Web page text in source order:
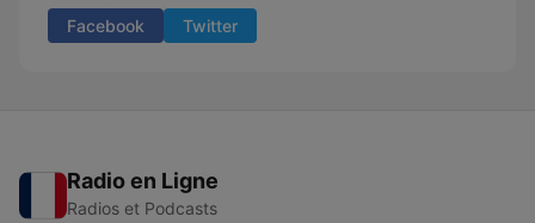
Facebook Twitter
Radio en Ligne
Radios et Podcasts